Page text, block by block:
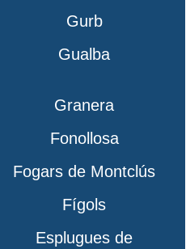
Gurb
Gualba
Granera
Fonollosa
Fogars de Montclús
Fígols
Esplugues de